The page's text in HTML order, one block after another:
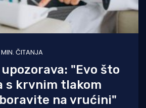
MIN. ČITANJA
"Evo što
s krvnim tlakom
na vrućini"